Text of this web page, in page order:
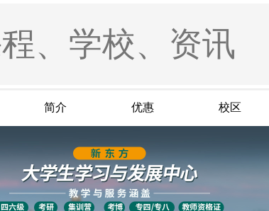
简介 优惠 校区